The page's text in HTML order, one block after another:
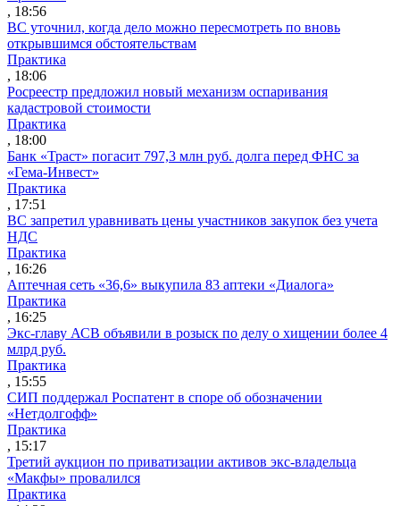
, 18:56
ВС уточнил, когда дело можно пересмотреть по вновь
открывшимся обстоятельствам
Практика
, 18:06
Росреестр предложил новый механизм оспаривания
кадастровой стоимости
Практика
, 18:00
Банк «Траст» погасит 797,3 млн руб. долга перед ФНС за
«Гема-Инвест»
Практика
, 17:51
ВС запретил уравнивать цены участников закупок без учета
НДС
Практика
, 16:26
Аптечная сеть «36,6» выкупила 83 аптеки «Диалога»
Практика
, 16:25
Экс-главу АСВ объявили в розыск по делу о хищении более 4
млрд руб.
Практика
, 15:55
СИП поддержал Роспатент в споре об обозначении
«Нетдолгофф»
Практика
, 15:17
Третий аукцион по приватизации активов экс-владельца
«Макфы» провалился
Практика